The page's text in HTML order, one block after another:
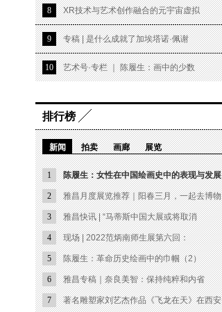
8 XR技术与艺术创作融合的元宇宙虚拟
9 专稿 | 是什么成就了加埃塔诺·佩谢
10 艺术号·专栏 ｜ 陈履生：画中的少数
排行榜
新闻 拍卖 画廊 展览
1 陈履生：女性在中国绘画史中的表现与发展
2 雅昌月度展览推荐｜阳春三月，一起去博物
3 雅昌快讯 | “马蒂斯中国大展或将取消
4 现场 | 2022范炳南师生展第六回：
5 陈履生：革命历史绘画中的巾帼（2）
6 雅昌专稿｜奈良美智：保持纯粹和内省
7 著名雕塑家刘艺杰作品《飞龙在天》在西安